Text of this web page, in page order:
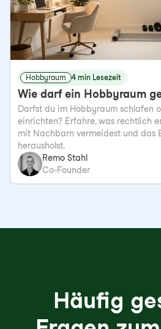
Hobbyraum 4 min Lesezeit
Wie darf ein Hobbyraum
Darfst du im Hobbyraum schlafen
einrichten? Erfahre, was rechtlich
mit Nachbarn vermeidest und das
herausholst.
Remo Stahl
Co-Founder
Häufig